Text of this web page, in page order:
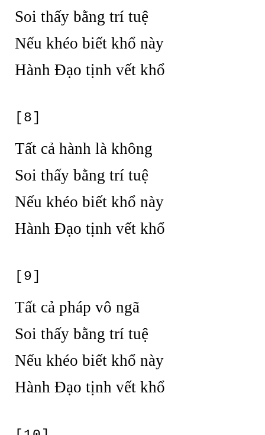
Soi thấy bằng trí tuệ
Nếu khéo biết khổ này
Hành Đạo tịnh vết khổ
[8]
Tất cả hành là không
Soi thấy bằng trí tuệ
Nếu khéo biết khổ này
Hành Đạo tịnh vết khổ
[9]
Tất cả pháp vô ngã
Soi thấy bằng trí tuệ
Nếu khéo biết khổ này
Hành Đạo tịnh vết khổ